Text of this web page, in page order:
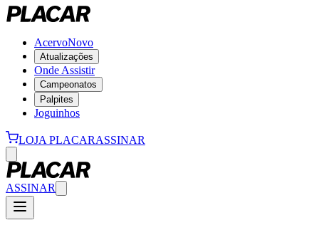
AcervoNovo
Atualizações
Onde Assistir
Campeonatos
Palpites
Joguinhos
LOJA PLACARASSINAR
ASSINAR